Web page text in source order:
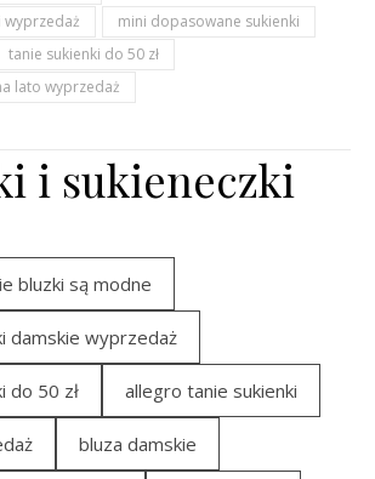
wyprzedaż
mini dopasowane sukienki
tanie sukienki do 50 zł
lato wyprzedaż
i sukieneczki
bluzki są modne
damskie wyprzedaż
do 50 zł allegro tanie sukienki
bluza damskie